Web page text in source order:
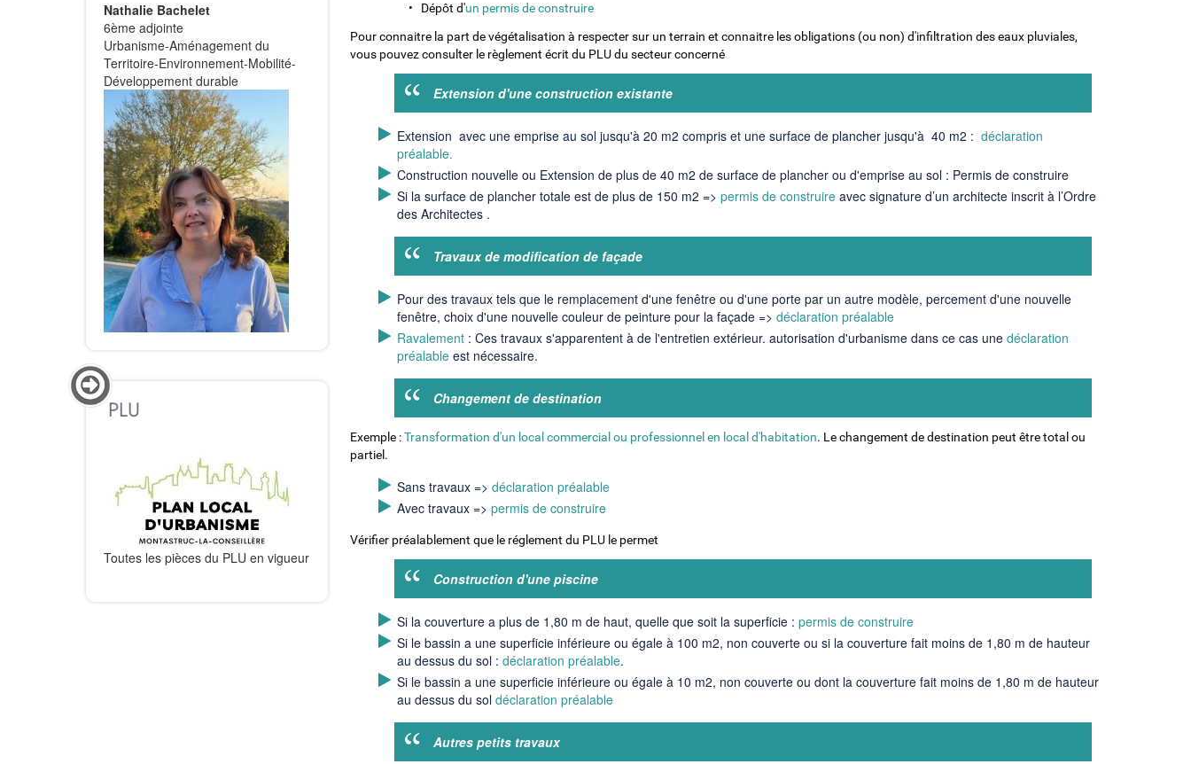
• Dépôt d'un permis de construire
Pour connaitre la part de végétalisation à respecter sur un terrain et connaitre les obligations (ou non) d'infiltration des eaux pluviales,
vous pouvez consulter le règlement écrit du PLU du secteur concerné
Extension d'une construction existante
Extension avec une emprise au sol jusqu'à 20 m2 compris et une surface de plancher jusqu'à 40 m2 : déclaration
préalable.
Construction nouvelle ou Extension de plus de 40 m2 de surface de plancher ou d'emprise au sol : Permis de construire
Si la surface de plancher totale est de plus de 150 m2 => permis de construire avec signature d’un architecte inscrit à l’Ordre
des Architectes .
Travaux de modification de façade
Pour des travaux tels que le remplacement d'une fenêtre ou d'une porte par un autre modèle, percement d'une nouvelle
fenêtre, choix d'une nouvelle couleur de peinture pour la façade => déclaration préalable
Ravalement: Ces travaux s'apparentent à de l'entretien extérieur. autorisation d'urbanisme dans ce cas une déclaration
préalableest nécessaire.
Changement de destination
Exemple :Transformation d'un local commercial ou professionnel en local d'habitation. Le changement de destination peut être total ou
partiel.
Sans travaux => déclaration préalable
Avec travaux => permis de construire
Vérifier préalablement que le réglement du PLU le permet
Construction d'une piscine
Si la couverture a plus de 1,80 m de haut, quelle que soit la superficie : permis de construire
Si le bassin a une superficie inférieure ou égale à 100 m2, non couverte ou si la couverture fait moins de 1,80 m de hauteur
au dessus du sol : déclaration préalable.
Si le bassin a une superficie inférieure ou égale à 10 m2, non couverte ou dont la couverture fait moins de 1,80 m de hauteur
au dessus du sol déclaration préalable
Autres petits travaux
Nathalie Bachelet
6ème adjointe
Urbanisme-Aménagement du
Territoire-Environnement-Mobilité-
Développement durable
PLU
Toutes les pièces du PLU en vigueur